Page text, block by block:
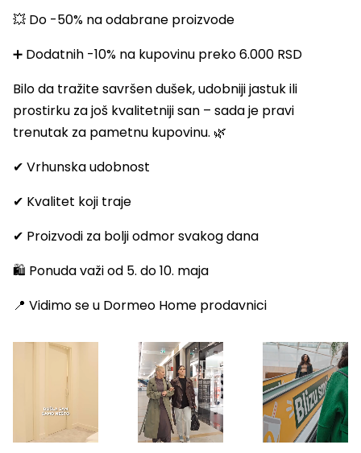
💥 Do -50% na odabrane proizvode
➕ Dodatnih -10% na kupovinu preko 6.000 RSD
Bilo da tražite savršen dušek, udobniji jastuk ili
prostirku za još kvalitetniji san – sada je pravi
trenutak za pametnu kupovinu. 🌿
✔ Vrhunska udobnost
✔ Kvalitet koji traje
✔ Proizvodi za bolji odmor svakog dana
🛍️ Ponuda važi od 5. do 10. maja
📍 Vidimo se u Dormeo Home prodavnici